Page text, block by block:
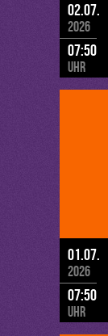
02.07.
2026
07:50
Uhr
01.07.
2026
07:50
Uhr